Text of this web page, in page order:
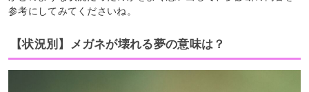
参考にしてみてくださいね。
【状況別】メガネが壊れる夢の意味は？